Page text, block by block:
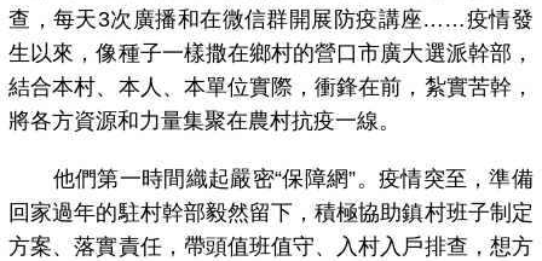
查，每天3次廣播和在微信群開展防疫講座……疫情發
生以來，像種子一樣撒在鄉村的營口市廣大選派幹部，
結合本村、本人、本單位實際，衝鋒在前，紮實苦幹，
將各方資源和力量集聚在農村抗疫一線。
他們第一時間織起嚴密“保障網”。疫情突至，準備
回家過年的駐村幹部毅然留下，積極協助鎮村班子制定
方案、落實責任，帶頭值班值守、入村入戶排查，想方